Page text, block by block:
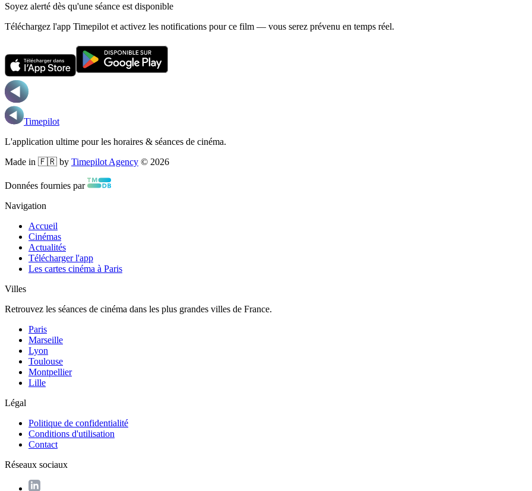
Soyez alerté dès qu'une séance est disponible
Téléchargez l'app Timepilot et activez les notifications pour ce film — vous serez prévenu en temps réel.
Timepilot
L'application ultime pour les horaires & séances de cinéma.
Made in 🇫🇷 by Timepilot Agency © 2026
Données fournies par
Navigation
Accueil
Cinémas
Actualités
Télécharger l'app
Les cartes cinéma à Paris
Villes
Retrouvez les séances de cinéma dans les plus grandes villes de France.
Paris
Marseille
Lyon
Toulouse
Montpellier
Lille
Légal
Politique de confidentialité
Conditions d'utilisation
Contact
Réseaux sociaux